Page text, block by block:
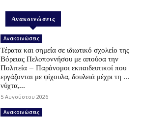
Ανακοινώσεις
Ανακοινώσεις
Τέρατα και σημεία σε ιδιωτικό σχολείο της
Βόρειας Πελοποννήσου με απούσα την
Πολιτεία – Παράνομοι εκπαιδευτικοί που
εργάζονται με ψίχουλα, δουλειά μέχρι τη …
νύχτα,...
5 Αυγούστου 2026
Ανακοινώσεις